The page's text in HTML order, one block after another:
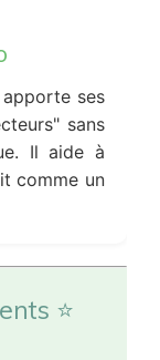
ses
sans
Il aide à
comme un
⭐